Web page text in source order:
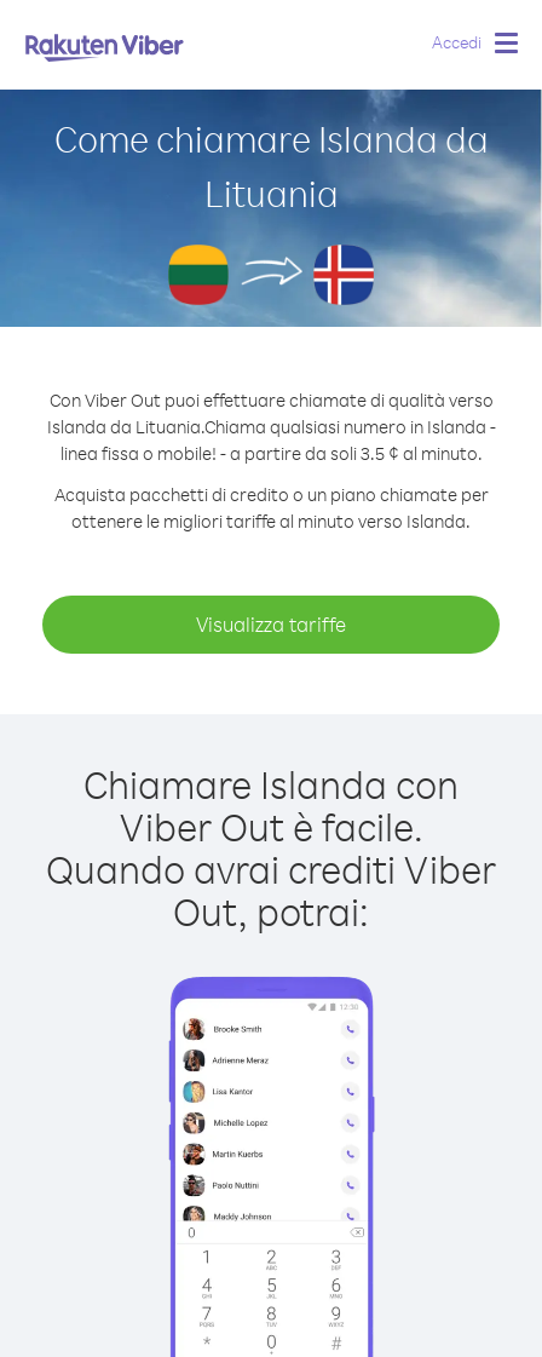
Accedi
Come chiamare Islanda da
Lituania
Con Viber Out puoi effettuare chiamate di qualità verso
Islanda da Lituania.Chiama qualsiasi numero in Islanda -
linea fissa o mobile! - a partire da soli 3.5 ¢ al minuto.
Acquista pacchetti di credito o un piano chiamate per
ottenere le migliori tariffe al minuto verso Islanda.
Visualizza tariffe
Chiamare Islanda con
Viber Out è facile.
Quando avrai crediti Viber
Out, potrai: